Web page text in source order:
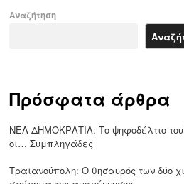
Αναζήτηση
Πρόσφατα άρθρα
ΝΕΑ ΔΗΜΟΚΡΑΤΙΑ: Το ψηφοδέλτιο του
οι… Συμπληγάδες
Τραϊανούπολη: Ο θησαυρός των δύο